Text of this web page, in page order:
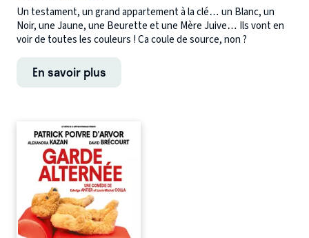
Un testament, un grand appartement à la clé… un Blanc, un
Noir, une Jaune, une Beurette et une Mère Juive… Ils vont en
voir de toutes les couleurs ! Ca coule de source, non ?
En savoir plus